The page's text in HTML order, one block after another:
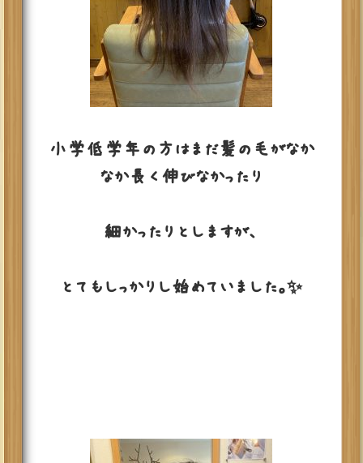
小学低学年の方はまだ髪の毛がなか
なか長く伸びなかったり
細かったりとしますが、
とてもしっかりし始めていました。✨